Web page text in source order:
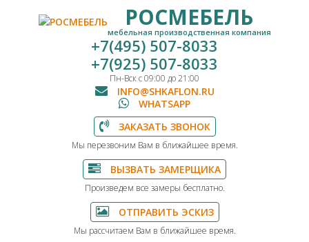
РОСМЕБЕЛЬ
мебельная производственная компания
+7(495) 507-8033
+7(925) 507-8033
Пн-Вск с 09:00 до 21:00
INFO@SHKAFLON.RU
WHATSAPP
ЗАКАЗАТЬ ЗВОНОК
Мы перезвоним Вам в ближайшее время.
ВЫЗВАТЬ ЗАМЕРЩИКА
Произведем все замеры бесплатно.
ОТПРАВИТЬ ЭСКИЗ
Мы рассчитаем Вам в ближайшее время.